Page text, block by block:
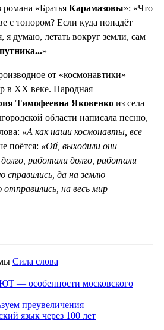
романа «Братья Карамазовы»: «Что
с топором? Если куда попадёт
я думаю, летать вокруг земли, сам
»
от «космонавтики»
в XX веке. Народная
Тимофеевна Яковенко из села
области написала песню,
«А как наши космонавты, все
поётся: «Ой, выходили они
работали долго, работали
да на землю
на весь мир
Сила слова
особенности московского
преувеличения
язык через 100 лет